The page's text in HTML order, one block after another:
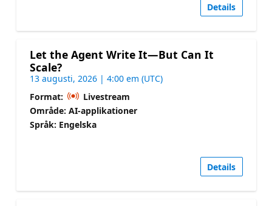
Details
Let the Agent Write It—But Can It
Scale?
13 augusti, 2026 | 4:00 em (UTC)
Format:
Livestream
Område: AI-applikationer
Språk: Engelska
Details